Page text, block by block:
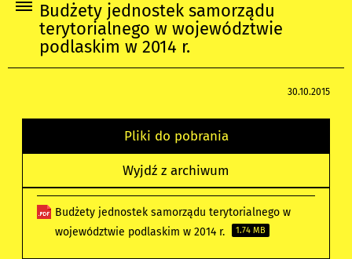
Budżety jednostek samorządu
terytorialnego w województwie
podlaskim w 2014 r.
30.10.2015
Pliki do pobrania
Wyjdź z archiwum
Budżety jednostek samorządu terytorialnego w
województwie podlaskim w 2014 r.
1.74 MB